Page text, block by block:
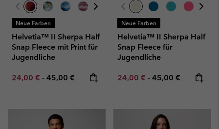
Neue Farben
Helvetia™ II Sherpa Half
Snap Fleece mit Print für
Jugendliche
Minimum sale price:
24,00 € - Maximum price:
45,00 €
Neue Farben
Helvetia™ II Sherpa Half
Snap Fleece für
Jugendliche
Minimum sale price:
24,00 € - Maximum price:
45,00 €